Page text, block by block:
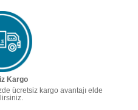
Kargo
ücretsiz kargo avantajı elde